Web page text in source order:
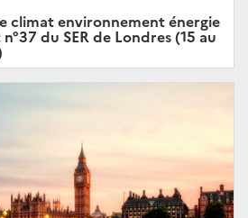
climat environnement énergie
du SER de Londres (15 au